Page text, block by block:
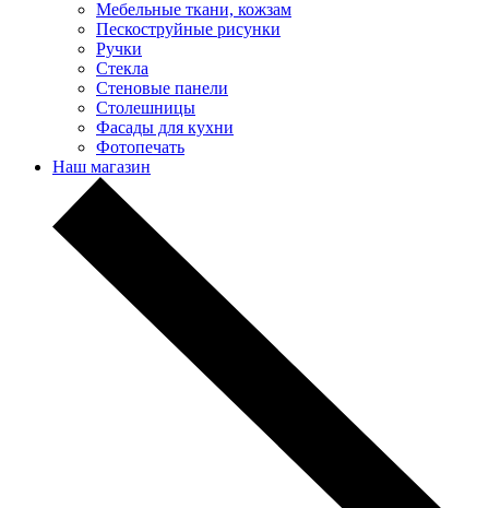
Мебельные ткани, кожзам
Пескоструйные рисунки
Ручки
Стекла
Стеновые панели
Столешницы
Фасады для кухни
Фотопечать
Наш магазин